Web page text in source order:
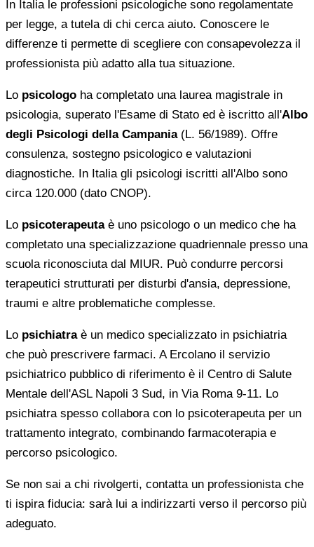
In Italia le professioni psicologiche sono regolamentate
per legge, a tutela di chi cerca aiuto. Conoscere le
differenze ti permette di scegliere con consapevolezza il
professionista più adatto alla tua situazione.
Lo psicologo ha completato una laurea magistrale in
psicologia, superato l'Esame di Stato ed è iscritto all'Albo
degli Psicologi della Campania(L. 56/1989). Offre
consulenza, sostegno psicologico e valutazioni
diagnostiche. In Italia gli psicologi iscritti all'Albo sono
circa 120.000 (dato CNOP).
Lo psicoterapeutaè uno psicologo o un medico che ha
completato una specializzazione quadriennale presso una
scuola riconosciuta dal MIUR. Può condurre percorsi
terapeutici strutturati per disturbi d'ansia, depressione,
traumi e altre problematiche complesse.
Lo psichiatraè un medico specializzato in psichiatria
che può prescrivere farmaci. A Ercolano il servizio
psichiatrico pubblico di riferimento è il Centro di Salute
Mentale dell'ASL Napoli 3 Sud, in Via Roma 9-11. Lo
psichiatra spesso collabora con lo psicoterapeuta per un
trattamento integrato, combinando farmacoterapia e
percorso psicologico.
Se non sai a chi rivolgerti, contatta un professionista che
ti ispira fiducia: sarà lui a indirizzarti verso il percorso più
adeguato.